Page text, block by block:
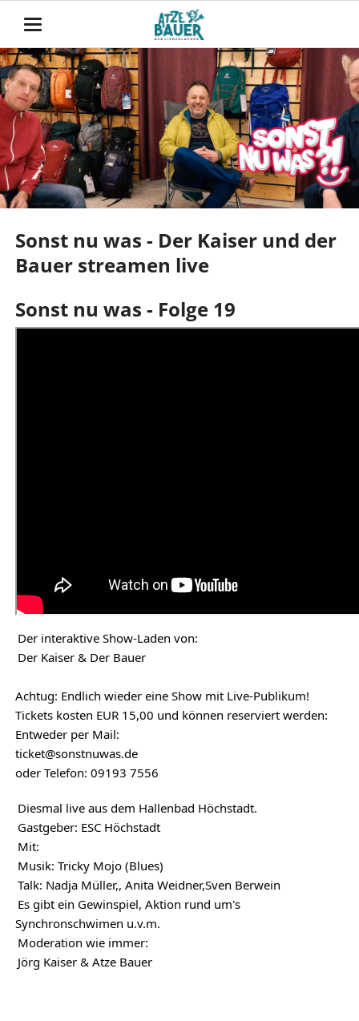
Sonst nu was - Der Kaiser und der
Bauer streamen live
Sonst nu was - Folge 19
Der interaktive Show-Laden von:
Der Kaiser & Der Bauer
Achtug: Endlich wieder eine Show mit Live-Publikum!
Tickets kosten EUR 15,00 und können reserviert werden:
Entweder per Mail:
ticket@sonstnuwas.de
oder Telefon: 09193 7556
Diesmal live aus dem Hallenbad Höchstadt.
Gastgeber: ESC Höchstadt
Mit:
Musik: Tricky Mojo (Blues)
Talk: Nadja Müller,, Anita Weidner,Sven Berwein
Es gibt ein Gewinspiel, Aktion rund um's
Synchronschwimen u.v.m.
Moderation wie immer:
Jörg Kaiser & Atze Bauer